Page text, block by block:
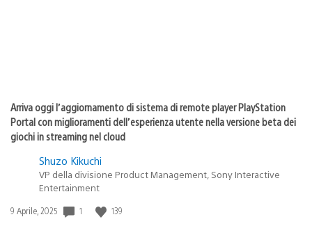
Arriva oggi l’aggiornamento di sistema di remote player PlayStation
Portal con miglioramenti dell’esperienza utente nella versione beta dei
giochi in streaming nel cloud
Shuzo Kikuchi
VP della divisione Product Management, Sony Interactive
Entertainment
Data
9 Aprile, 2025 1 139